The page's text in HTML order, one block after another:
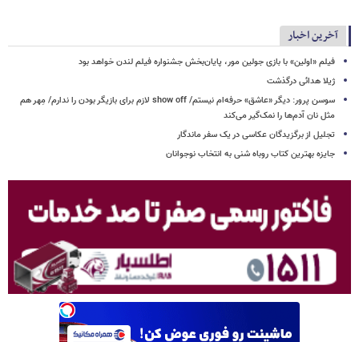
آخرین اخبار
فیلم «اولین» با بازی جولین مور، پایان‌بخش جشنواره فیلم لندن خواهد بود
ژیلا هدائی درگذشت
سوسن پرور: دیگر «عاشق» حرفه‌ام نیستم/ show off لازم برای بازیگر بودن را ندارم/ مِهر هم
مثل نان آدم‌ها را نمک‌گیر می‌کند
تجلیل از برگزیدگان عکاسی در یک سفر ماندگار
جایزه بهترین کتاب روباه شنی به انتخاب نوجوانان